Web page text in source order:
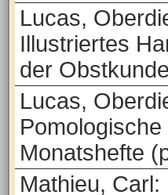
Lucas,
Illustriertes
der
Lucas,
Pomologische
Monatshefte
Mathieu, Carl: